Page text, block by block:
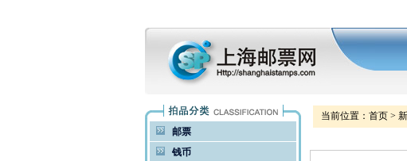
邮票
钱币
当前位置： 首页>